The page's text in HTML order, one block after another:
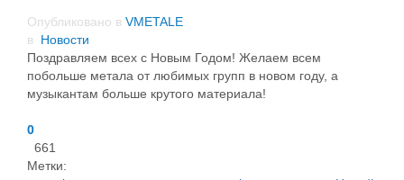
Опубликовано в VMETALE
в Новости
Поздравляем всех с Новым Годом! Желаем всем
побольше метала от любимых групп в новом году, а
музыкантам больше крутого материала!
0
661
Метки: